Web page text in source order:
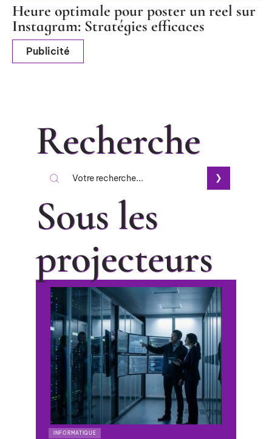
Heure optimale pour poster un reel sur
Instagram: Stratégies efficaces
Publicité
Recherche
Sous les
projecteurs
INFORMATIQUE